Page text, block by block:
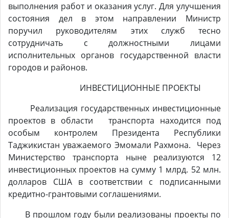
выполнения работ и оказания услуг. Для улучшения
состояния дел в этом направлении Министр
поручил руководителям этих служб тесно
сотрудничать с должностными лицами
исполнительных органов государственной власти
городов и районов.
ИНВЕСТИЦИОННЫЕ ПРОЕКТЫ
Реализация государственных инвестиционные
проектов в области транспорта находится под
особым контролем Президента Республики
Таджикистан уважаемого Эмомали Рахмона. Через
Министерство транспорта ныне реализуются 12
инвестиционных проектов на сумму 1 млрд. 52 млн.
долларов США в соответствии с подписанными
кредитно-грантовыми соглашениями.
В прошлом году были реализованы проекты по